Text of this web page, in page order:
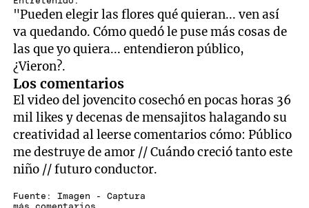
"Pueden elegir las flores qué quieran... ven así
va quedando. Cómo quedó le puse más cosas de
las que yo quiera... entendieron público,
¿Vieron?.
Los comentarios
El video del jovencito cosechó en pocas horas 36
mil likes y decenas de mensajitos halagando su
creatividad al leerse comentarios cómo: Público
me destruye de amor // Cuándo creció tanto este
niño // futuro conductor.
Fuente: Imagen - Captura